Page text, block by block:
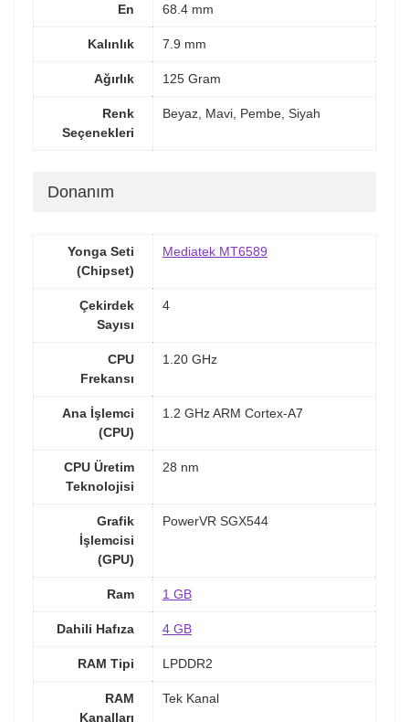
En 68.4 mm
Kalınlık 7.9 mm
Ağırlık 125 Gram
Renk
Seçenekleri
Beyaz, Mavi, Pembe, Siyah
Donanım
Yonga Seti
(Chipset)
Mediatek MT6589
Çekirdek
Sayısı
4
CPU
Frekansı
1.20 GHz
Ana İşlemci
(CPU)
1.2 GHz ARM Cortex-A7
CPU Üretim
Teknolojisi
28 nm
Grafik
İşlemcisi
(GPU)
PowerVR SGX544
Ram 1 GB
Dahili Hafıza 4 GB
RAM Tipi LPDDR2
RAM
Kanalları
Tek Kanal